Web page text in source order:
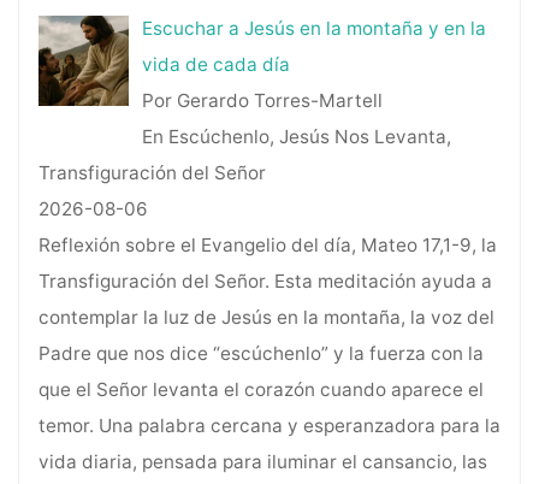
Escuchar a Jesús en la montaña y en la
vida de cada día
Por Gerardo Torres-Martell
En Escúchenlo, Jesús Nos Levanta,
Transfiguración del Señor
2026-08-06
Reflexión sobre el Evangelio del día, Mateo 17,1-9, la
Transfiguración del Señor. Esta meditación ayuda a
contemplar la luz de Jesús en la montaña, la voz del
Padre que nos dice “escúchenlo” y la fuerza con la
que el Señor levanta el corazón cuando aparece el
temor. Una palabra cercana y esperanzadora para la
vida diaria, pensada para iluminar el cansancio, las